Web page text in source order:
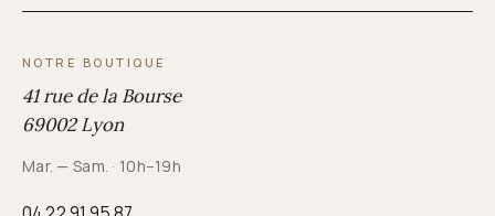
NOTRE BOUTIQUE
41 rue de la Bourse
69002 Lyon
Mar. — Sam. · 10h–19h